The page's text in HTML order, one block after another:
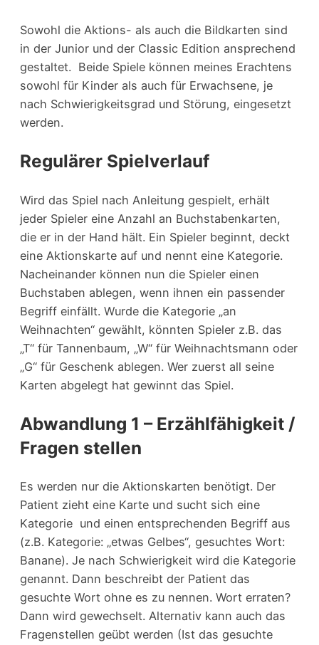
Sowohl die Aktions- als auch die Bildkarten sind
in der Junior und der Classic Edition ansprechend
gestaltet. Beide Spiele können meines Erachtens
sowohl für Kinder als auch für Erwachsene, je
nach Schwierigkeitsgrad und Störung, eingesetzt
werden.
Regulärer Spielverlauf
Wird das Spiel nach Anleitung gespielt, erhält
jeder Spieler eine Anzahl an Buchstabenkarten,
die er in der Hand hält. Ein Spieler beginnt, deckt
eine Aktionskarte auf und nennt eine Kategorie.
Nacheinander können nun die Spieler einen
Buchstaben ablegen, wenn ihnen ein passender
Begriff einfällt. Wurde die Kategorie „an
Weihnachten“ gewählt, könnten Spieler z.B. das
„T“ für Tannenbaum, „W“ für Weihnachtsmann oder
„G“ für Geschenk ablegen. Wer zuerst all seine
Karten abgelegt hat gewinnt das Spiel.
Abwandlung 1 – Erzählfähigkeit /
Fragen stellen
Es werden nur die Aktionskarten benötigt. Der
Patient zieht eine Karte und sucht sich eine
Kategorie und einen entsprechenden Begriff aus
(z.B. Kategorie: „etwas Gelbes“, gesuchtes Wort:
Banane). Je nach Schwierigkeit wird die Kategorie
genannt. Dann beschreibt der Patient das
gesuchte Wort ohne es zu nennen. Wort erraten?
Dann wird gewechselt. Alternativ kann auch das
Fragenstellen geübt werden (Ist das gesuchte